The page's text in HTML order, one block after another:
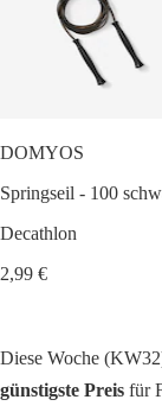
DOMYOS
Springseil - 100
Decathlon
2,99 €
Diese Woche
günstigste Preis für